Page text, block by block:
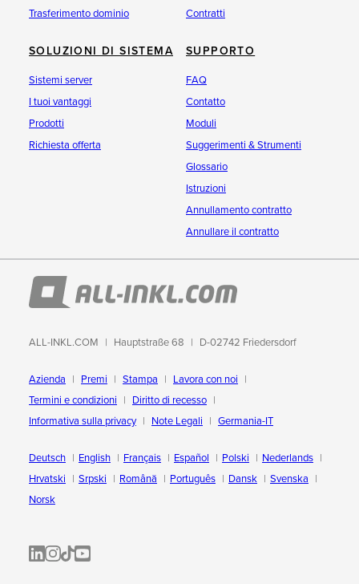
Trasferimento dominio
Contratti
SOLUZIONI DI SISTEMA
Sistemi server
I tuoi vantaggi
Prodotti
Richiesta offerta
SUPPORTO
FAQ
Contatto
Moduli
Suggerimenti & Strumenti
Glossario
Istruzioni
Annullamento contratto
Annullare il contratto
ALL-INKL.COM Hauptstraße 68 D-02742 Friedersdorf
Azienda Premi Stampa
Lavora con noi
Termini e condizioni
Diritto di recesso
Informativa sulla privacy
Note Legali Germania-IT
Deutsch English Français Español Polski
Nederlands
Hrvatski
Srpski Română Português Dansk
Svenska
Norsk
ALL-INKL.COM | LinkedIn
ALL-INKL.COM • Instagram photos and videos
ALL-INKL.COM | TikTok
ALLINKL.COM - YouTube